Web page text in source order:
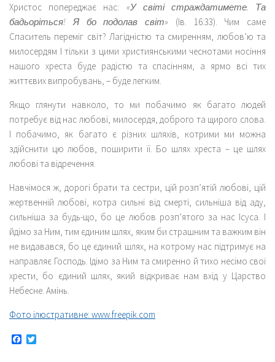
Христос попереджає нас: «У світі страждатимете. Та
бадьоріться! Я бо подолав світ» (Ів. 16:33). Чим саме
Спаситель переміг світ? Лагідністю та смиренням, любов’ю та
милосердям І тільки з цими християнськими чеснотами носіння
нашого хреста буде радістю та спасінням, а ярмо всі тих
життєвих випробувань, – буде легким.
Якщо глянути навколо, то ми побачимо як багато людей
потребує від нас любові, милосердя, доброго та щирого слова.
І побачимо, як багато є різних шляхів, котрими ми можна
здійснити цю любов, поширити її. Бо шлях хреста – це шлях
любові та відречення.
Навчімося ж, дорогі брати та сестри, цій розп’ятій любові, цій
жертвенній любові, котра сильні від смерті, сильніша від аду,
сильніша за будь-що, бо це любов розп’ятого за нас Ісуса. І
йдімо за Ним, тим єдиним шлях, яким би страшним та важким він
не видавався, бо це єдиний шлях, на котрому нас підтримує на
направляє Господь. Ідімо за Ним та смиренно й тихо несімо свої
хрести, бо єдиний шлях, який відкриває нам вхід у Царство
Небесне. Амінь.
Фото ілюстративне: www.freepik.com
Facebook